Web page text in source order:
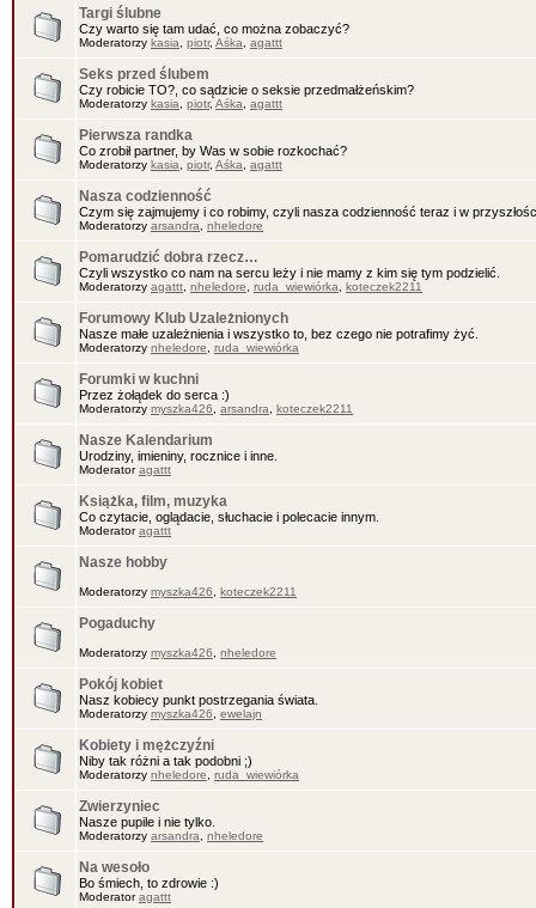
Targi ślubne
Czy warto się tam udać, co można zobaczyć?
Moderatorzy kasia piotr, Aśka agattt
Seks przed ślubem
Czy robicie TO?, co sądzicie o seksie przedmałżeńskim?
Moderatorzy kasia piotr, Aśka agattt
Pierwsza randka
Co zrobił partner, by Was w sobie rozkochać?
Moderatorzy kasia piotr, Aśka agattt
Nasza codzienność
Czym się zajmujemy i co robimy, czyli nasza codzienność teraz i w
Moderatorzy arsandra nheledore
Pomarudzić dobra rzecz…
Czyli wszystko co nam na sercu leży i nie mamy z kim się tym podzielić.
Moderatorzy agattt nheledore ruda_wiewiórka koteczek2211
Forumowy Klub Uzależnionych
Nasze małe uzależnienia i wszystko to, bez czego nie potrafimy żyć.
Moderatorzy nheledore ruda_wiewiórka
Forumki w kuchni
Przez żołądek do serca :)
Moderatorzy myszka426 arsandra koteczek2211
Nasze Kalendarium
Urodziny, imieniny, rocznice i inne.
Moderatoragattt
Książka, film, muzyka
Co czytacie, oglądacie, słuchacie i polecacie innym.
Moderatoragattt
Nasze hobby
Moderatorzy myszka426 koteczek2211
Pogaduchy
Moderatorzy myszka426 nheledore
Pokój kobiet
Nasz kobiecy punkt postrzegania świata.
Moderatorzy myszka426 ewelajn
Kobiety i mężczyźni
Niby tak różni a tak podobni ;)
Moderatorzy nheledore ruda_wiewiórka
Zwierzyniec
Nasze pupile i nie tylko.
Moderatorzy arsandra nheledore
Na wesoło
Bo śmiech, to zdrowie :)
Moderatoragattt